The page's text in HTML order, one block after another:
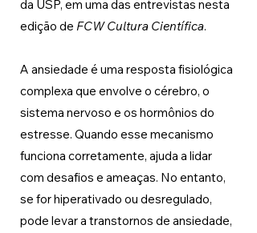
da USP, em uma das entrevistas nesta
edição de FCW Cultura Científica.
A ansiedade é uma resposta fisiológica
complexa que envolve o cérebro, o
sistema nervoso e os hormônios do
estresse. Quando esse mecanismo
funciona corretamente, ajuda a lidar
com desafios e ameaças. No entanto,
se for hiperativado ou desregulado,
pode levar a transtornos de ansiedade,